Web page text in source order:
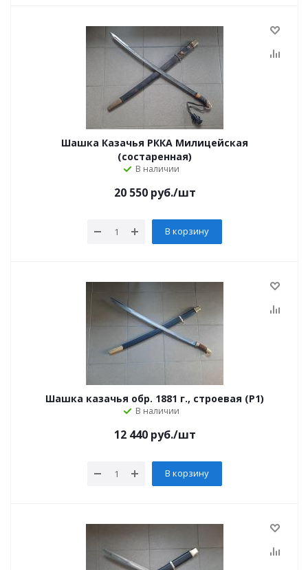
Шашка Казачья РККА Милицейская
(состаренная)
В наличии
20 550руб./шт
В корзину
Шашка казачья обр. 1881 г., строевая (Р1)
В наличии
12 440руб./шт
В корзину